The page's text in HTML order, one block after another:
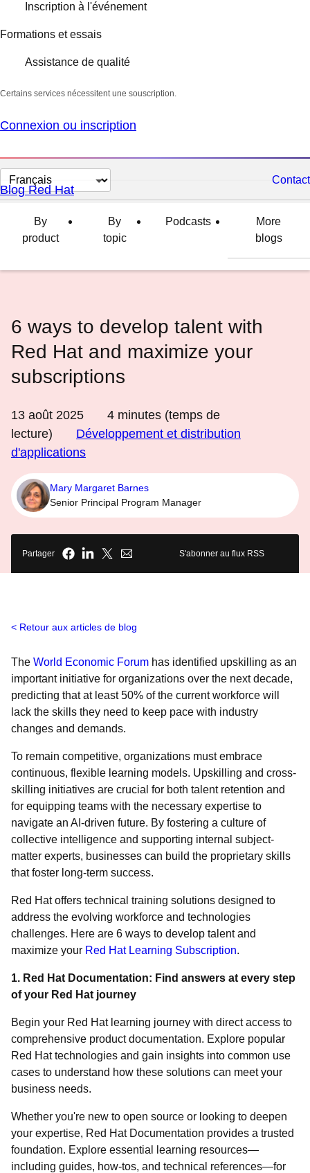
Inscription à l'événement
Formations et essais
Assistance de qualité
Certains services nécessitent une souscription.
Connexion ou inscription
Changer
la
langue
Contact
Blog Red Hat
By
product
By
topic
Podcasts
More
blogs
6 ways to develop talent with
Red Hat and maximize your
subscriptions
13 août 2025 4 minutes (temps de
lecture)
Développement et distribution
d'applications
Mary Margaret Barnes
Senior Principal Program Manager
Partager S'abonner au flux RSS
Retour aux articles de blog
The World Economic Forum has identified upskilling as an
important initiative for organizations over the next decade,
predicting that at least 50% of the current workforce will
lack the skills they need to keep pace with industry
changes and demands.
To remain competitive, organizations must embrace
continuous, flexible learning models. Upskilling and cross-
skilling initiatives are crucial for both talent retention and
for equipping teams with the necessary expertise to
navigate an AI-driven future. By fostering a culture of
collective intelligence and supporting internal subject-
matter experts, businesses can build the proprietary skills
that foster long-term success.
Red Hat offers technical training solutions designed to
address the evolving workforce and technologies
challenges. Here are 6 ways to develop talent and
maximize your Red Hat Learning Subscription.
1. Red Hat Documentation: Find answers at every step
of your Red Hat journey
Begin your Red Hat learning journey with direct access to
comprehensive product documentation. Explore popular
Red Hat technologies and gain insights into common use
cases to understand how these solutions can meet your
business needs.
Whether you're new to open source or looking to deepen
your expertise, Red Hat Documentation provides a trusted
foundation. Explore essential learning resources—
including guides, how-tos, and technical references—for